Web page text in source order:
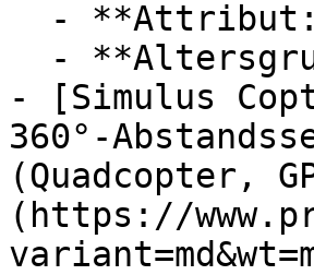
- [Simulus
360°-
(Quadcopter,
(https://